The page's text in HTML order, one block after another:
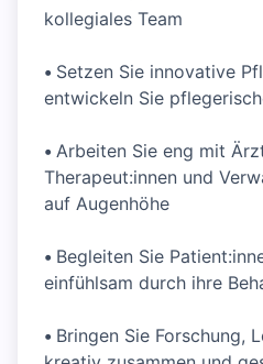
kollegiales Team
• Setzen Sie innovative
entwickeln Sie
• Arbeiten Sie eng mit
Therapeut:innen und
auf Augenhöhe
• Begleiten Sie
einfühlsam durch ihre
• Bringen Sie Forschung,